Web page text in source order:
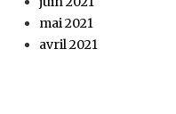
mai 2021
avril 2021